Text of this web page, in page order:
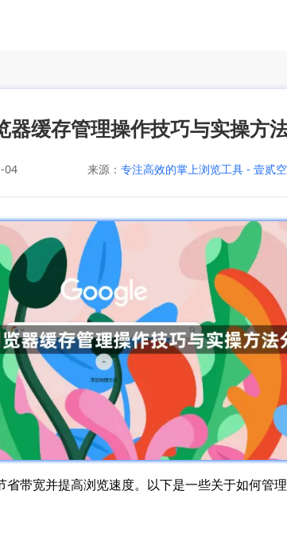
缓存管理操作技巧与实操方
04 来源： 专注高效的掌上浏览工具 - 壹贰
带宽并提高浏览速度。以下是一些关于如何管